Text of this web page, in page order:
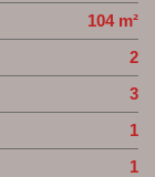
104 m²
2
3
1
1